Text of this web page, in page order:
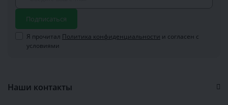
Подписаться
Я прочитал Политика конфиденциальности и согласен с
условиями
Наши контакты